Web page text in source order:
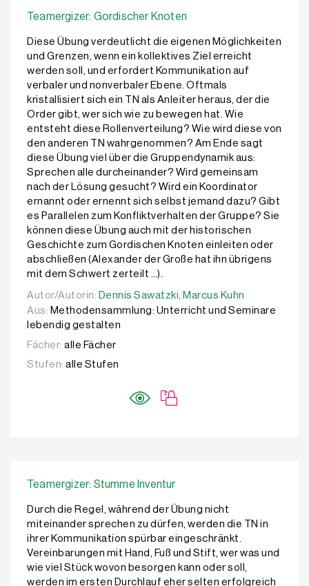
Teamergizer: Gordischer Knoten
Diese Übung verdeutlicht die eigenen Möglichkeiten
und Grenzen, wenn ein kollektives Ziel erreicht
werden soll, und erfordert Kommunikation auf
verbaler und nonverbaler Ebene. Oftmals
kristallisiert sich ein TN als Anleiter heraus, der die
Order gibt, wer sich wie zu bewegen hat. Wie
entsteht diese Rollenverteilung? Wie wird diese von
den anderen TN wahrgenommen? Am Ende sagt
diese Übung viel über die Gruppendynamik aus:
Sprechen alle durcheinander? Wird gemeinsam
nach der Lösung gesucht? Wird ein Koordinator
ernannt oder ernennt sich selbst jemand dazu? Gibt
es Parallelen zum Konfliktverhalten der Gruppe? Sie
können diese Übung auch mit der historischen
Geschichte zum Gordischen Knoten einleiten oder
abschließen (Alexander der Große hat ihn übrigens
mit dem Schwert zerteilt …).
Autor/Autorin: Dennis Sawatzki, Marcus Kuhn
Autor/Autorin: Dennis Sawatzki, Marcus Kuhn
Aus: Methodensammlung: Unterricht und Seminare
lebendig gestalten
Fächer: alle Fächer
Stufen: alle Stufen
Teamergizer: Stumme Inventur
Durch die Regel, während der Übung nicht
miteinander sprechen zu dürfen, werden die TN in
ihrer Kommunikation spürbar eingeschränkt.
Vereinbarungen mit Hand, Fuß und Stift, wer was und
wie viel Stück wovon besorgen kann oder soll,
werden im ersten Durchlauf eher selten erfolgreich